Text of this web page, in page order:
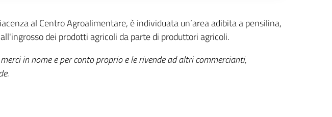
al Centro Agroalimentare, è individuata un’area adibita a pensilina,
dei prodotti agricoli da parte di produttori agricoli.
in nome e per conto proprio e le rivende ad altri commercianti,